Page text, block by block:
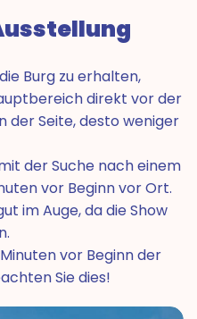
Burg zu erhalten,
direkt vor der
der Seite, desto weniger
der Suche nach einem
vor Beginn vor Ort.
im Auge, da die Show
vor Beginn der
Sie dies!